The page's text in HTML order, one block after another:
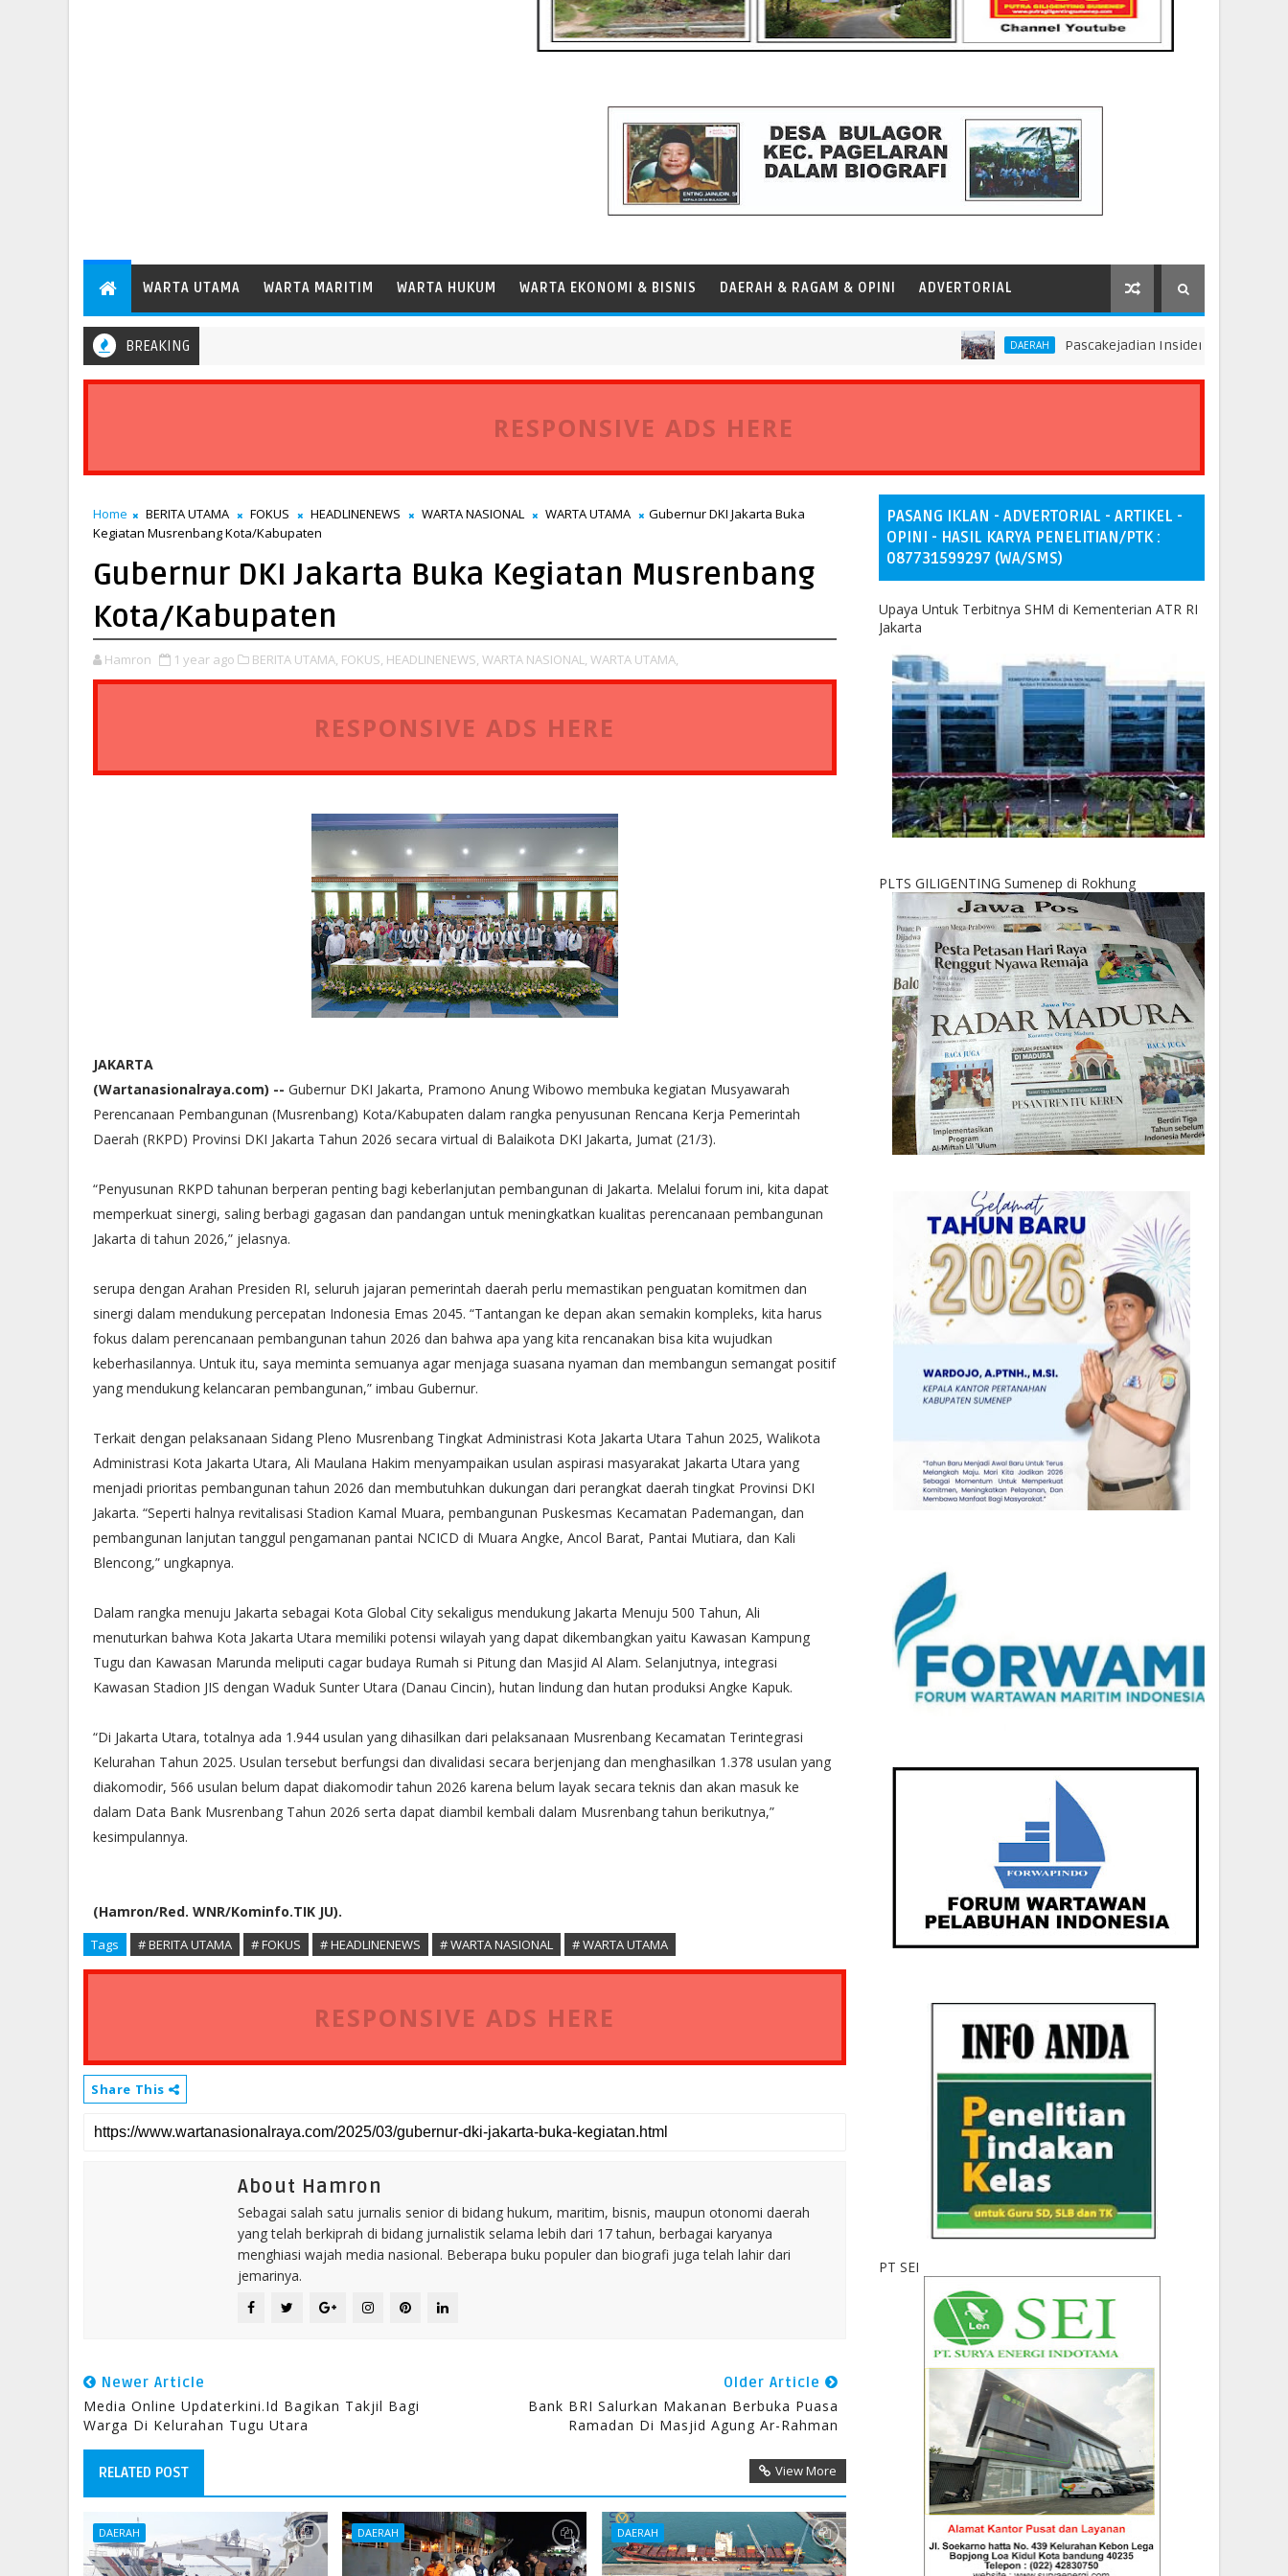
WARTA UTAMA WARTA MARITIM WARTA HUKUM WARTA EKONOMI & BISNIS DAERAH & RAGAM & OPINI ADVERTORIAL
BREAKING DAERAH Pascakejadian Insiden Kebakaran KMP
Operasikan Terminal 2 Petikemas, Perkuat Produktivitas Pelabuhan Tanjung Priok
RESPONSIVE ADS HERE
Home BERITA UTAMA FOKUS HEADLINENEWS WARTA NASIONAL WARTA UTAMA
Gubernur DKI Jakarta Buka
Kegiatan Musrenbang Kota/Kabupaten
Gubernur DKI Jakarta Buka Kegiatan Musrenbang
Kota/Kabupaten
Hamron 1 year ago BERITA UTAMA, FOKUS, HEADLINENEWS, WARTA NASIONAL, WARTA UTAMA,
RESPONSIVE ADS HERE
JAKARTA
(Wartanasionalraya.com) -- Gubernur DKI Jakarta, Pramono Anung Wibowo membuka kegiatan Musyawarah
Perencanaan Pembangunan (Musrenbang) Kota/Kabupaten dalam rangka penyusunan Rencana Kerja Pemerintah
Daerah (RKPD) Provinsi DKI Jakarta Tahun 2026 secara virtual di Balaikota DKI Jakarta, Jumat (21/3).
“Penyusunan RKPD tahunan berperan penting bagi keberlanjutan pembangunan di Jakarta. Melalui forum ini, kita dapat
memperkuat sinergi, saling berbagi gagasan dan pandangan untuk meningkatkan kualitas perencanaan pembangunan
Jakarta di tahun 2026,” jelasnya.
serupa dengan Arahan Presiden RI, seluruh jajaran pemerintah daerah perlu memastikan penguatan komitmen dan
sinergi dalam mendukung percepatan Indonesia Emas 2045. “Tantangan ke depan akan semakin kompleks, kita harus
fokus dalam perencanaan pembangunan tahun 2026 dan bahwa apa yang kita rencanakan bisa kita wujudkan
keberhasilannya. Untuk itu, saya meminta semuanya agar menjaga suasana nyaman dan membangun semangat positif
yang mendukung kelancaran pembangunan,” imbau Gubernur.
Terkait dengan pelaksanaan Sidang Pleno Musrenbang Tingkat Administrasi Kota Jakarta Utara Tahun 2025, Walikota
Administrasi Kota Jakarta Utara, Ali Maulana Hakim menyampaikan usulan aspirasi masyarakat Jakarta Utara yang
menjadi prioritas pembangunan tahun 2026 dan membutuhkan dukungan dari perangkat daerah tingkat Provinsi DKI
Jakarta. “Seperti halnya revitalisasi Stadion Kamal Muara, pembangunan Puskesmas Kecamatan Pademangan, dan
pembangunan lanjutan tanggul pengamanan pantai NCICD di Muara Angke, Ancol Barat, Pantai Mutiara, dan Kali
Blencong,” ungkapnya.
Dalam rangka menuju Jakarta sebagai Kota Global City sekaligus mendukung Jakarta Menuju 500 Tahun, Ali
menuturkan bahwa Kota Jakarta Utara memiliki potensi wilayah yang dapat dikembangkan yaitu Kawasan Kampung
Tugu dan Kawasan Marunda meliputi cagar budaya Rumah si Pitung dan Masjid Al Alam. Selanjutnya, integrasi
Kawasan Stadion JIS dengan Waduk Sunter Utara (Danau Cincin), hutan lindung dan hutan produksi Angke Kapuk.
“Di Jakarta Utara, totalnya ada 1.944 usulan yang dihasilkan dari pelaksanaan Musrenbang Kecamatan Terintegrasi
Kelurahan Tahun 2025. Usulan tersebut berfungsi dan divalidasi secara berjenjang dan menghasilkan 1.378 usulan yang
diakomodir, 566 usulan belum dapat diakomodir tahun 2026 karena belum layak secara teknis dan akan masuk ke
dalam Data Bank Musrenbang Tahun 2026 serta dapat diambil kembali dalam Musrenbang tahun berikutnya,”
kesimpulannya.
(Hamron/Red. WNR/Kominfo.TIK JU).
Tags # BERITA UTAMA # FOKUS # HEADLINENEWS # WARTA NASIONAL # WARTA UTAMA
RESPONSIVE ADS HERE
Share This
About Hamron
Sebagai salah satu jurnalis senior di bidang hukum, maritim, bisnis, maupun otonomi daerah
yang telah berkiprah di bidang jurnalistik selama lebih dari 17 tahun, berbagai karyanya
menghiasi wajah media nasional. Beberapa buku populer dan biografi juga telah lahir dari
jemarinya.
Newer Article
Media Online Updaterkini.id Bagikan Takjil Bagi
Warga Di Kelurahan Tugu Utara
Older Article
Bank BRI Salurkan Makanan Berbuka Puasa
Ramadan Di Masjid Agung Ar-Rahman
RELATED POST View More
DAERAH DAERAH DAERAH
PASANG IKLAN - ADVERTORIAL - ARTIKEL -
OPINI - HASIL KARYA PENELITIAN/PTK :
087731599297 (WA/SMS)
Upaya Untuk Terbitnya SHM di Kementerian ATR RI
Jakarta
PLTS GILIGENTING Sumenep di Rokhung
PT SEI